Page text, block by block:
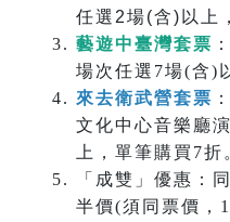
任選2場(含)以上
藝遊中臺灣套票
場次任選7場(含)
來去衛武營套票
文化中心音樂廳
上，單筆購買7折
「成雙」優惠：
半價(須同票價，